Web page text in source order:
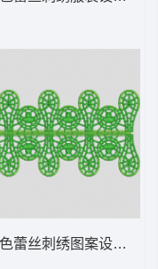
蕾丝刺绣图案设计 水